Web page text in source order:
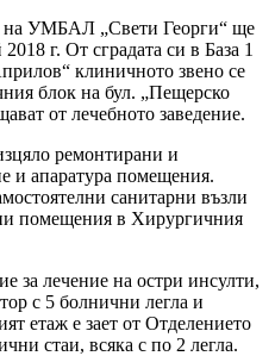
на УМБАЛ „Свети Георги“ ще
г. От сградата си в База 1
клиничното звено се
блок на бул. „Пещерско
от лечебното заведение.
ремонтирани и
и апаратура помещения.
санитарни възли
помещения в Хирургичния
за лечение на остри инсулти,
с 5 болнични легла и
етаж е зает от Отделението
стаи, всяка с по 2 легла.